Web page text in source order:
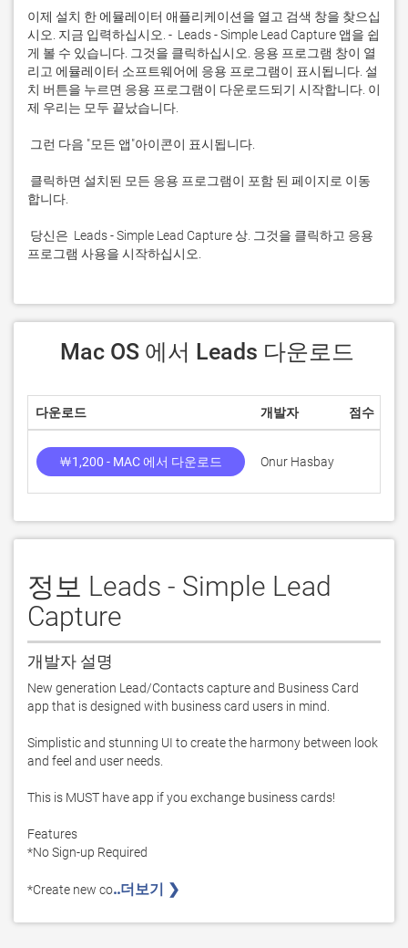
이제 설치 한 에뮬레이터 애플리케이션을 열고 검색 창을 찾으십
시오. 지금 입력하십시오. -  Leads - Simple Lead Capture 앱을 쉽
게 볼 수 있습니다. 그것을 클릭하십시오. 응용 프로그램 창이 열
리고 에뮬레이터 소프트웨어에 응용 프로그램이 표시됩니다. 설
치 버튼을 누르면 응용 프로그램이 다운로드되기 시작합니다. 이
프로그램 사용을 시작하십시오.
Mac OS 에서 Leads 다운로드
다운로드 개발자 점수
￦1,200 - MAC 에서 다운로드 Onur Hasbay
정보 Leads - Simple Lead
Capture
개발자 설명
New generation Lead/Contacts capture and Business Card
app that is designed with business card users in mind.
Simplistic and stunning UI to create the harmony between look
and feel and user needs.
This is MUST have app if you exchange business cards!
Features
*No Sign-up Required
*Create new co..더보기 ❯